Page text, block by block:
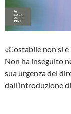
«Costabile non si
Non ha inseguito
sua urgenza del
dall’introduzione